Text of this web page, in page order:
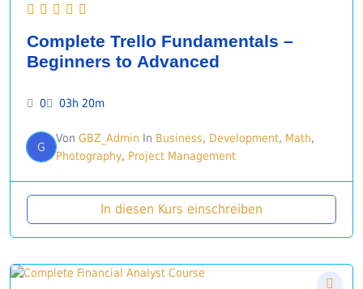
Complete Trello Fundamentals –
Beginners to Advanced
0 03h 20m
G
Von GBZ_Admin In Business, Development, Math,
Photography, Project Management
In diesen Kurs einschreiben